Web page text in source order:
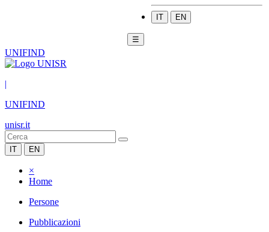
IT EN
☰
UNIFIND
|
UNIFIND
unisr.it
IT EN
×
Home
Persone
Pubblicazioni